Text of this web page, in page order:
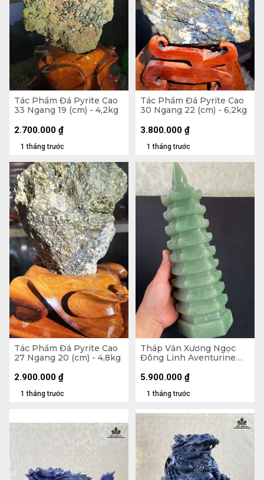
Tác Phẩm Đá Pyrite Cao
33 Ngang 19 (cm) - 4,2kg
1 tháng trước
2.700.000 ₫
Tác Phẩm Đá Pyrite Cao
30 Ngang 22 (cm) - 6,2kg
1 tháng trước
3.800.000 ₫
Tác Phẩm Đá Pyrite Cao
27 Ngang 20 (cm) - 4,8kg
1 tháng trước
2.900.000 ₫
Tháp Văn Xương Ngọc
Đông Linh Aventurine
Ngang 10,3 x Dày 9 (cm)
1 tháng trước
5.900.000 ₫